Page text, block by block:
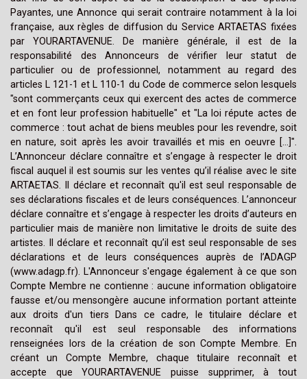
Payantes, une Annonce qui serait contraire notamment à la loi
française, aux règles de diffusion du Service ARTAETAS fixées
par YOURARTAVENUE. De manière générale, il est de la
responsabilité des Annonceurs de vérifier leur statut de
particulier ou de professionnel, notamment au regard des
articles L 121-1 et L 110-1 du Code de commerce selon lesquels
"sont commerçants ceux qui exercent des actes de commerce
et en font leur profession habituelle" et "La loi répute actes de
commerce : tout achat de biens meubles pour les revendre, soit
en nature, soit après les avoir travaillés et mis en oeuvre [...]".
L’Annonceur déclare connaître et s’engage à respecter le droit
fiscal auquel il est soumis sur les ventes qu’il réalise avec le site
ARTAETAS. Il déclare et reconnaît qu'il est seul responsable de
ses déclarations fiscales et de leurs conséquences. L’annonceur
déclare connaître et s’engage à respecter les droits d’auteurs en
particulier mais de manière non limitative le droits de suite des
artistes. Il déclare et reconnaît qu’il est seul responsable de ses
déclarations et de leurs conséquences auprès de l’ADAGP
(www.adagp.fr). L'Annonceur s'engage également à ce que son
Compte Membre ne contienne : aucune information obligatoire
fausse et/ou mensongère aucune information portant atteinte
aux droits d'un tiers Dans ce cadre, le titulaire déclare et
reconnaît qu'il est seul responsable des informations
renseignées lors de la création de son Compte Membre. En
créant un Compte Membre, chaque titulaire reconnaît et
accepte que YOURARTAVENUE puisse supprimer, à tout